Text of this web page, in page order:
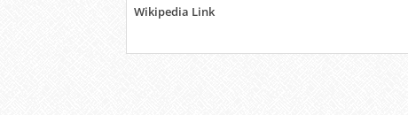
Wikipedia Link